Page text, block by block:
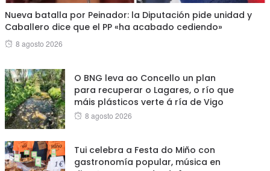
Nueva batalla por Peinador: la Diputación pide unidad y
Caballero dice que el PP «ha acabado cediendo»
Posted
8 agosto 2026
O BNG leva ao Concello un plan
para recuperar o Lagares, o río que
máis plásticos verte á ría de Vigo
Posted
8 agosto 2026
Tui celebra a Festa do Miño con
gastronomía popular, música en